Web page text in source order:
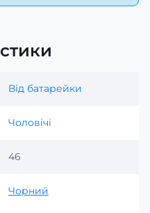
Від батарейки
Чоловічі
46
Чорний